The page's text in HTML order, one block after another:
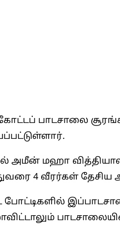
பாடசாலை
மஹா
4 வீரர்கள் தேசிய